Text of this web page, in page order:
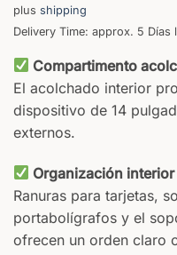
plus shipping
Delivery Time: approx. 5 Días
Compartimento
El acolchado interior
dispositivo de 14
externos.
Organización
Ranuras para tarjetas,
portabolígrafos y el
ofrecen un orden claro